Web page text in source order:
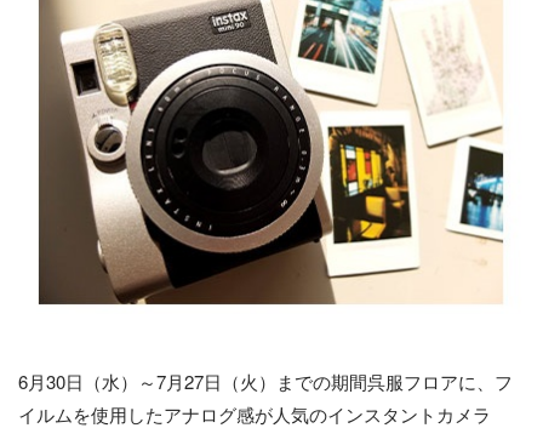
6月30日（水）～7月27日（火）までの期間呉服フロアに、フ
イルムを使用したアナログ感が人気のインスタントカメラ